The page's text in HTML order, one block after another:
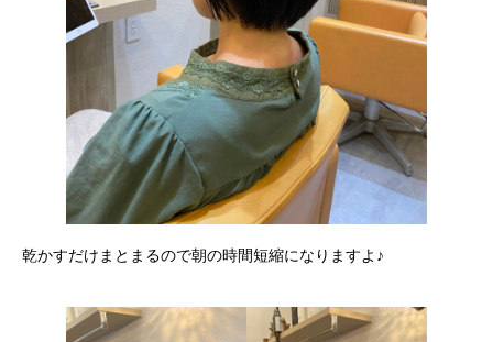
乾かすだけまとまるので朝の時間短縮になりますよ♪